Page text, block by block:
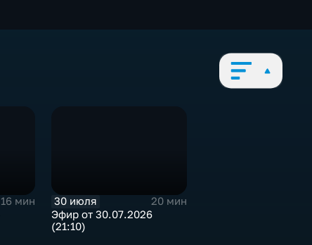
16 мин
30 июля
20 мин
Эфир от 30.07.2026
(21:10)